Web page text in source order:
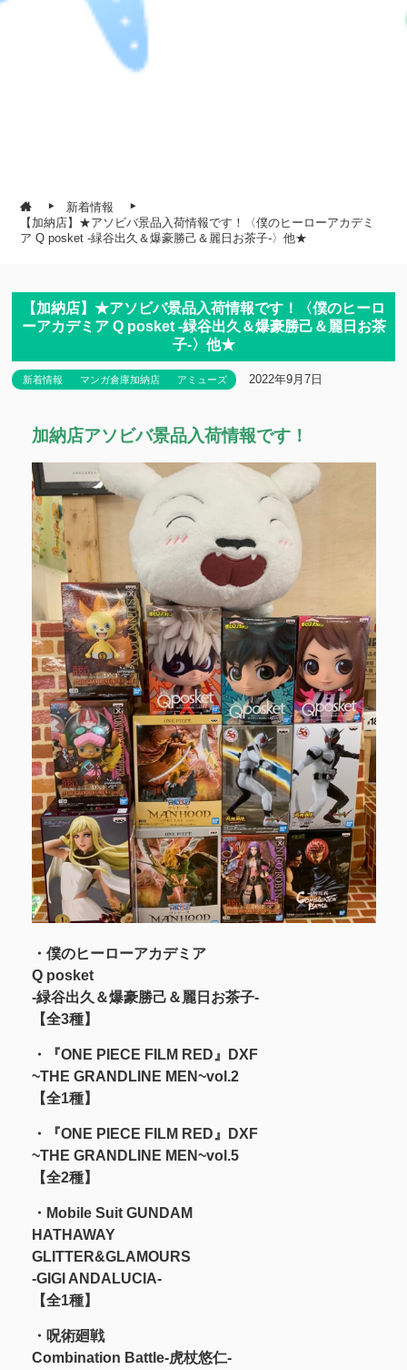
新着情報
【加納店】★アソビバ景品入荷情報です！〈僕のヒーローアカデミ
ア Q posket -緑谷出久＆爆豪勝己＆麗日お茶子-〉他★
【加納店】★アソビバ景品入荷情報です！〈僕のヒーロ
ーアカデミア Q posket -緑谷出久＆爆豪勝己＆麗日お茶
子-〉他★
新着情報 マンガ倉庫加納店 アミューズ 2022年9月7日
加納店アソビバ景品入荷情報です！
・僕のヒーローアカデミア
Q posket
-緑谷出久＆爆豪勝己＆麗日お茶子-
【全3種】
・『ONE PIECE FILM RED』DXF
~THE GRANDLINE MEN~vol.2
【全1種】
・『ONE PIECE FILM RED』DXF
~THE GRANDLINE MEN~vol.5
【全2種】
・Mobile Suit GUNDAM
HATHAWAY
GLITTER&GLAMOURS
-GIGI ANDALUCIA-
【全1種】
・呪術廻戦
Combination Battle-虎杖悠仁-